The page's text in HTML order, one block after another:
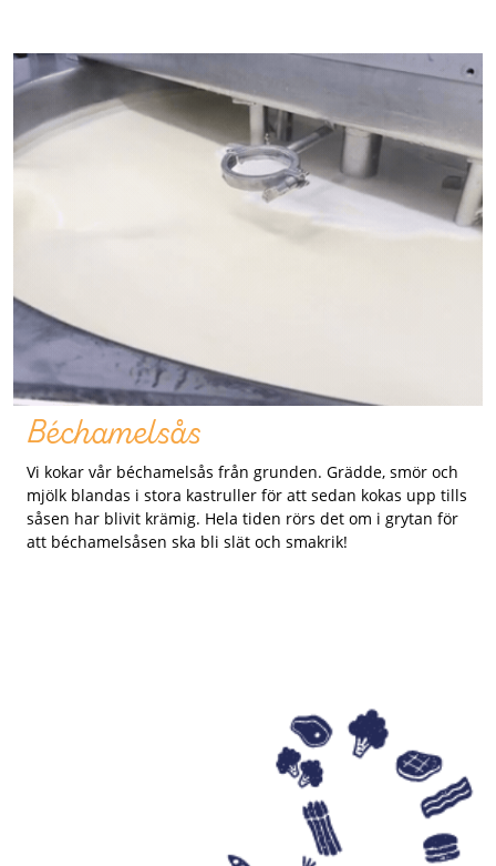
Béchamelsås
Vi kokar vår béchamelsås från grunden. Grädde, smör och
mjölk blandas i stora kastruller för att sedan kokas upp tills
såsen har blivit krämig. Hela tiden rörs det om i grytan för
att béchamelsåsen ska bli slät och smakrik!